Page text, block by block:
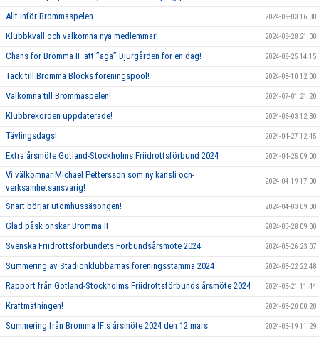
Allt inför Brommaspelen 2024-09-03 16:30
Klubbkväll och välkomna nya medlemmar! 2024-08-28 21:00
Chans för Bromma IF att ”äga” Djurgården för en dag! 2024-08-25 14:15
Tack till Bromma Blocks föreningspool! 2024-08-10 12:00
Välkomna till Brommaspelen! 2024-07-01 21:20
Klubbrekorden uppdaterade! 2024-06-03 12:30
Tävlingsdags! 2024-04-27 12:45
Extra årsmöte Gotland-Stockholms Friidrottsförbund 2024 2024-04-25 09:00
Vi välkomnar Michael Pettersson som ny kansli och-
verksamhetsansvarig!
2024-04-19 17:00
Snart börjar utomhussäsongen! 2024-04-03 09:00
Glad påsk önskar Bromma IF 2024-03-28 09:00
Svenska Friidrottsförbundets Förbundsårsmöte 2024 2024-03-26 23:07
Summering av Stadionklubbarnas föreningsstämma 2024 2024-03-22 22:48
Rapport från Gotland-Stockholms Friidrottsförbunds årsmöte 2024 2024-03-21 11:44
Kraftmätningen! 2024-03-20 00:20
Summering från Bromma IF:s årsmöte 2024 den 12 mars 2024-03-19 11:29